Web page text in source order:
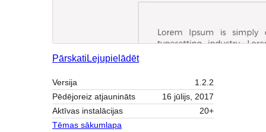
Pārskati Lejupielādēt
Versija
1.2.2
Pēdējoreiz atjaunināts
16 jūlijs, 2017
Aktīvas instalācijas
20+
Tēmas sākumlapa